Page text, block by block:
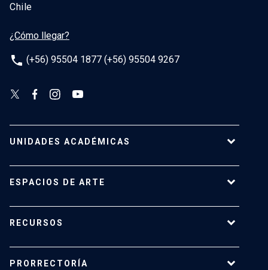
Chile
¿Cómo llegar?
phone (+56) 95504 1877 (+56) 95504 9267
UNIDADES ACADÉMICAS
Escuela de Arte
Escuela de Diseño
Facultad de Comunicaciones
ESPACIOS DE ARTE
Galería Macchina
Espacio Vilches
RECURSOS
PRORRECTORÍA